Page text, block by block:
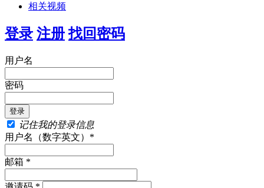
相关视频
登录 注册 找回密码
用户名
密码
记住我的登录信息
用户名（数字英文）*
邮箱 *